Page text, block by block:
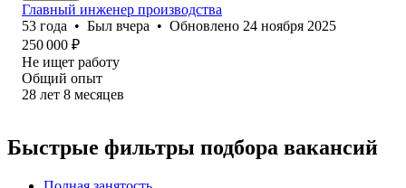
Главный инженер производства
53 года • Был вчера • Обновлено 24 ноября 2025
250 000 ₽
Не ищет работу
Общий опыт
28 лет 8 месяцев
Быстрые фильтры подбора вакансий